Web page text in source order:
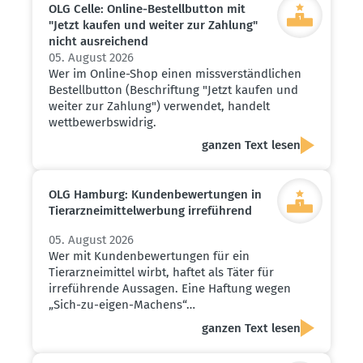
OLG Celle: Online-Bestell­button mit
"Jetzt kaufen und weiter zur Zahlung"
nicht ausrei­chend
05. August 2026
Wer im Online-Shop einen missverständlichen
Bestellbutton (Beschriftung "Jetzt kaufen und
weiter zur Zahlung") verwendet, handelt
wettbewerbswidrig.
ganzen Text lesen
OLG Hamburg: Kunden­be­wer­tungen in
Tierarz­nei­mit­tel­werbung irreführend
05. August 2026
Wer mit Kundenbewertungen für ein
Tierarzneimittel wirbt, haftet als Täter für
irreführende Aussagen. Eine Haftung wegen
„Sich-zu-eigen-Machens“…
ganzen Text lesen